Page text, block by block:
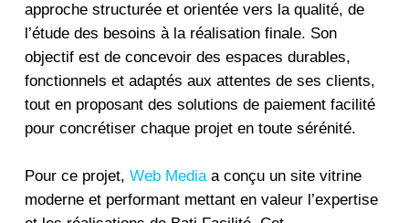
approche structurée et orientée vers la qualité, de
l’étude des besoins à la réalisation finale. Son
objectif est de concevoir des espaces durables,
fonctionnels et adaptés aux attentes de ses clients,
tout en proposant des solutions de paiement facilité
pour concrétiser chaque projet en toute sérénité.
Pour ce projet, Web Mediaa conçu un site vitrine
moderne et performant mettant en valeur l’expertise